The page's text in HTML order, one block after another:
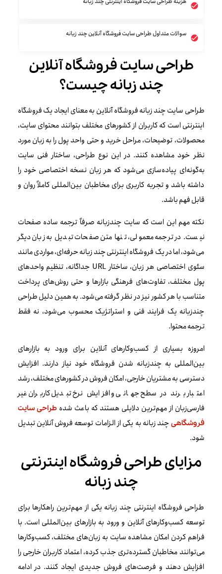
سوالات متداول طراحی سایت فروشگاه آنلاین چند زبانه
طراحی سایت فروشگاه آنلاین
چند زبانه چیست؟
طراحی سایت چند زبانه فروشگاه آنلاین به معنای ایجاد یک فروشگاه
اینترنتی است که کاربران از کشورهای مختلف بتوانند محتوای سایت،
محصولات، توضیحات، مراحل خرید و حتی واحد پول را به زبان مورد
نظر خود مشاهده کنند. در این نوع طراحی، ساختار فنی سایت
به‌گونه‌ای پیاده‌سازی می‌شود که هر زبان نسخه اختصاصی خود را
داشته باشد و تجربه کاربری برای مخاطبان بین‌المللی کاملاً روان و
قابل فهم باشد.
نکته مهم این است که سایت چندزبانه صرفاً ترجمه ساده صفحات
نیست. در ترجمه معمولی، تنها متن صفحات تبدیل به زبان دیگر
می‌شود، اما در یک فروشگاه اینترنتی چند زبانه حرفه‌ای، مواردی مانند
سئوی اختصاصی هر زبان، ساختار URL جداگانه، تنظیم واحدهای
پول مختلف، تفاوت‌های فرهنگی بازارها و حتی روش‌های پرداخت
متناسب با هر کشور نیز در نظر گرفته می‌شود. به همین دلیل طراحی
چندزبانه یک فرایند فنی و استراتژیک محسوب می‌شود، نه فقط
ترجمه محتوا.
امروزه بسیاری از کسب‌وکارهای آنلاین برای ورود به بازارهای
بین‌المللی به چندزبانه شدن فروشگاه خود نیاز دارند. افزایش
دسترسی به مشتریان خارجی، امکان فروش در کشورهای مختلف، رشد
اعتبار برند در سطح جهانی و افزایش نرخ تبدیل کاربران غیر
فارسی‌زبان از مهم‌ترین دلایلی هستند که باعث شدهطراحی سایت
فروشگاهی چند زبانه به یکی از الزامات توسعه فروش آنلاین تبدیل
شود.
مزایای طراحی فروشگاه اینترنتی
چند زبانه
طراحی فروشگاه اینترنتی چند زبانه یکی از مهم‌ترین راهکارها برای
توسعه کسب‌وکارهای آنلاین و ورود به بازارهای بین‌المللی است. با
فراهم کردن امکان مشاهده سایت به زبان‌های مختلف، کسب‌وکارها
می‌توانند مخاطبان گسترده‌تری جذب کرده، اعتماد کاربران خارجی را
افزایش دهند و فرصت‌های فروش جدیدی ایجاد کنند. در ادامه